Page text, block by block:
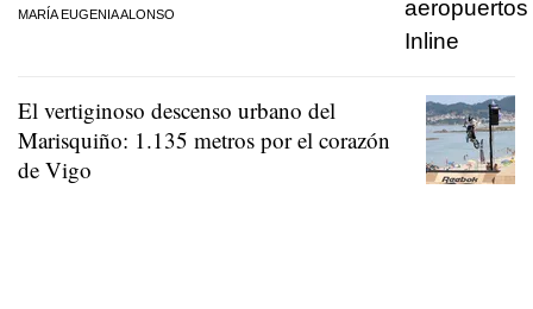
MARÍA EUGENIA ALONSO
El vertiginoso descenso urbano del
Marisquiño: 1.135 metros por el corazón
de Vigo